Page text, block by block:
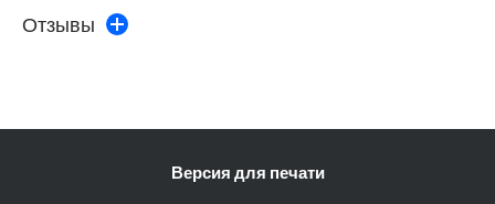
Отзывы
Версия для печати